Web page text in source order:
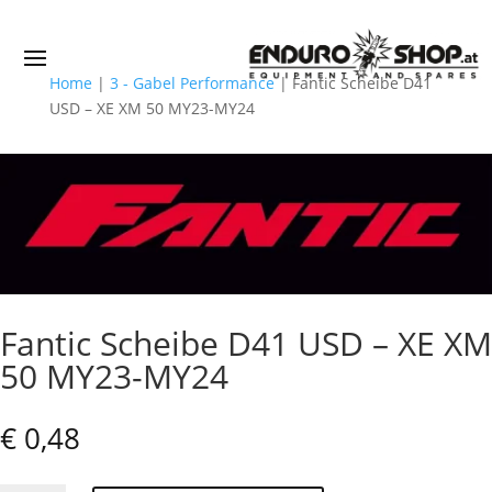
Home | 3 - Gabel Performance| Fantic Scheibe D41
USD – XE XM 50 MY23-MY24
Fantic Scheibe D41 USD – XE XM
50 MY23-MY24
€ 0,48